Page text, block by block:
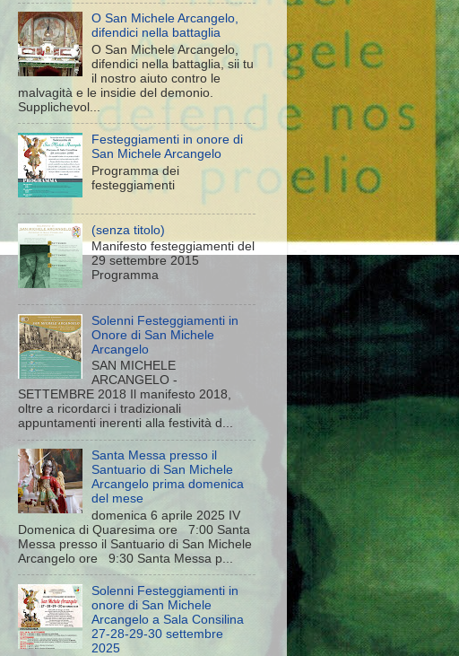
O San Michele Arcangelo,
difendici nella battaglia
O San Michele Arcangelo,
difendici nella battaglia, sii tu
il nostro aiuto contro le
malvagità e le insidie del demonio.
Supplichevol...
Festeggiamenti in onore di
San Michele Arcangelo
Programma dei
festeggiamenti
(senza titolo)
Manifesto festeggiamenti del
29 settembre 2015
Programma
Solenni Festeggiamenti in
Onore di San Michele
Arcangelo
SAN MICHELE
ARCANGELO -
SETTEMBRE 2018 Il manifesto 2018,
oltre a ricordarci i tradizionali
appuntamenti inerenti alla festività d...
Santa Messa presso il
Santuario di San Michele
Arcangelo prima domenica
del mese
domenica 6 aprile 2025 IV
Domenica di Quaresima ore 7:00 Santa
Messa presso il Santuario di San Michele
Arcangelo ore 9:30 Santa Messa p...
Solenni Festeggiamenti in
onore di San Michele
Arcangelo a Sala Consilina
27-28-29-30 settembre
2025